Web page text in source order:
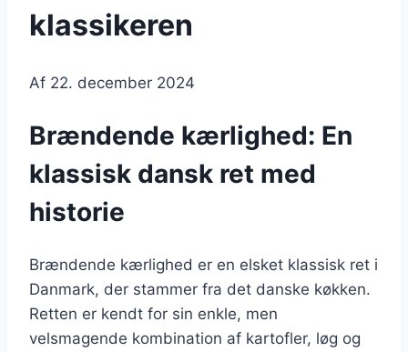
klassikeren
Af 22. december 2024
Brændende kærlighed: En
klassisk dansk ret med
historie
Brændende kærlighed er en elsket klassisk ret i
Danmark, der stammer fra det danske køkken.
Retten er kendt for sin enkle, men
velsmagende kombination af kartofler, løg og